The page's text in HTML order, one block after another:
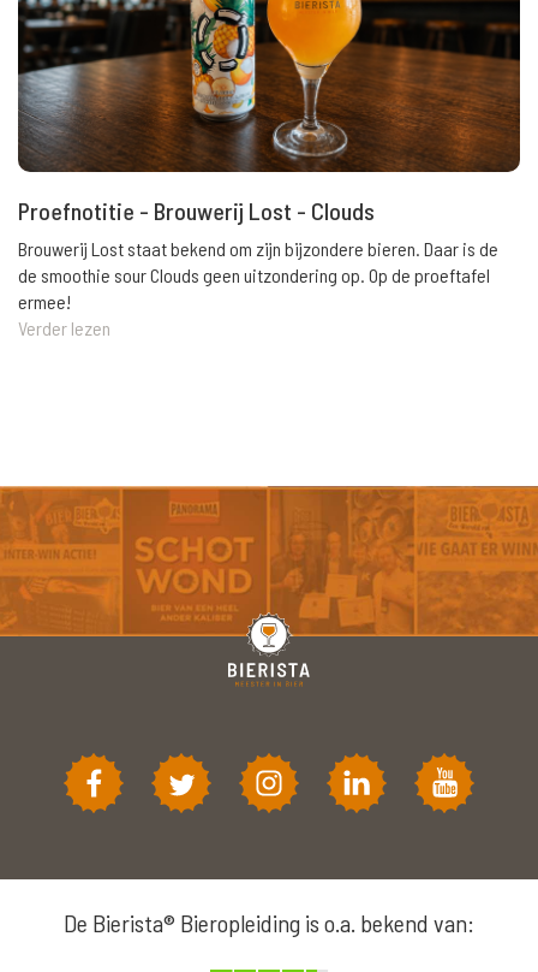
Proefnotitie - Brouwerij Lost - Clouds
Brouwerij Lost staat bekend om zijn bijzondere bieren. Daar is de
de smoothie sour Clouds geen uitzondering op. Op de proeftafel
ermee!
Verder lezen
De Bierista® Bieropleiding is o.a. bekend van: